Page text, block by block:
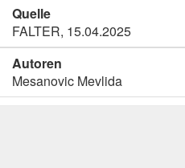
Quelle
FALTER, 15.04.2025
Autoren
Mesanovic Mevlida